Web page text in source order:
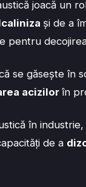
joacă un
și de a
pentru
se găsește
acizilorîn
în
de a